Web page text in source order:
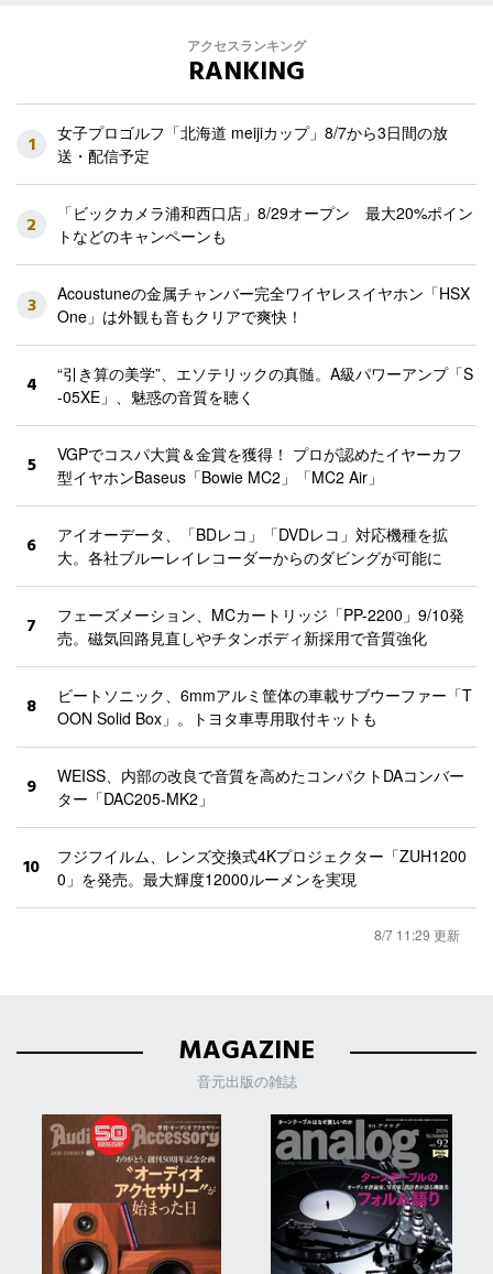
アクセスランキング
RANKING
1
女子プロゴルフ「北海道 meijiカップ」8/7から3日間の放
送・配信予定
2
「ビックカメラ浦和西口店」8/29オープン 最大20%ポイン
トなどのキャンペーンも
3
Acoustuneの金属チャンバー完全ワイヤレスイヤホン「HSX
One」は外観も音もクリアで爽快！
4
“引き算の美学”、エソテリックの真髄。A級パワーアンプ「S
-05XE」、魅惑の音質を聴く
5
VGPでコスパ大賞＆金賞を獲得！ プロが認めたイヤーカフ
型イヤホンBaseus「Bowie MC2」「MC2 Air」
6
アイオーデータ、「BDレコ」「DVDレコ」対応機種を拡
大。各社ブルーレイレコーダーからのダビングが可能に
7
フェーズメーション、MCカートリッジ「PP-2200」9/10発
売。磁気回路見直しやチタンボディ新採用で音質強化
8
ビートソニック、6mmアルミ筐体の車載サブウーファー「T
OON Solid Box」。トヨタ車専用取付キットも
9
WEISS、内部の改良で音質を高めたコンパクトDAコンバー
ター「DAC205-MK2」
10
フジフイルム、レンズ交換式4Kプロジェクター「ZUH1200
0」を発売。最大輝度12000ルーメンを実現
8/7 11:29 更新
MAGAZINE
音元出版の雑誌